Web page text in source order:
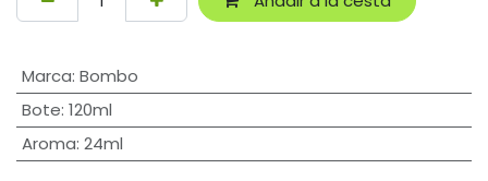
Marca: Bombo
Bote: 120ml
Aroma: 24ml